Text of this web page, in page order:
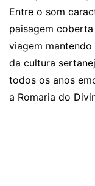
Entre o som
paisagem
viagem
da cultura
todos os anos
a Romaria do